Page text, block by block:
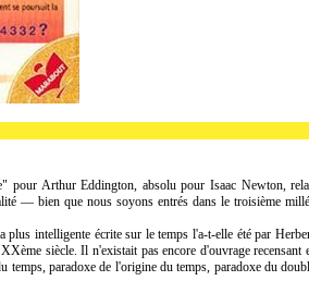
pour Arthur Eddington, absolu pour Isaac Newton,
— bien que nous soyons entrés dans le troisième
plus intelligente écrite sur le temps l'a-t-elle été par
siècle. Il n'existait pas encore d'ouvrage
temps, paradoxe de l'origine du temps, paradoxe du